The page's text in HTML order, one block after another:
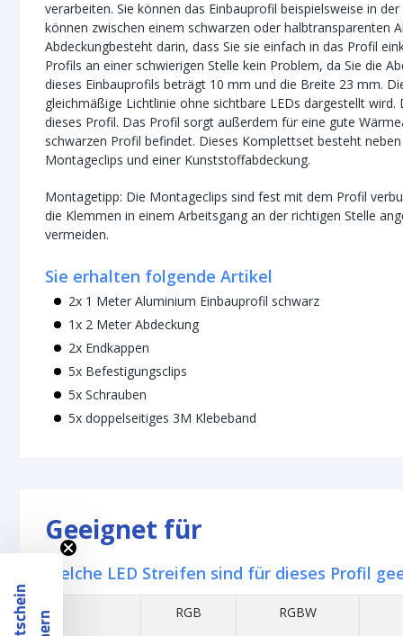
verarbeiten. Sie können das Einbauprofil beispielsweise in
können zwischen einem schwarzen oder halbtransparenten
Abdeckungbesteht darin, dass Sie sie einfach in das Profil
Profils an einer schwierigen Stelle kein Problem, da Sie die
dieses Einbauprofils beträgt 10 mm und die Breite 23 mm.
gleichmäßige Lichtlinie ohne sichtbare LEDs dargestellt
dieses Profil. Das Profil sorgt außerdem für eine gute
schwarzen Profil befindet. Dieses Komplettset besteht
Montageclips und einer Kunststoffabdeckung.
Montagetipp: Die Montageclips sind fest mit dem Profil
die Klemmen in einem Arbeitsgang an der richtigen Stelle
vermeiden.
Sie erhalten folgende Artikel
2x 1 Meter Aluminium Einbauprofil schwarz
1x 2 Meter Abdeckung
2x Endkappen
5x Befestigungsclips
5x Schrauben
5x doppelseitiges 3M Klebeband
Geeignet für
Welche LED Streifen sind für dieses Profil
RGB RGBW